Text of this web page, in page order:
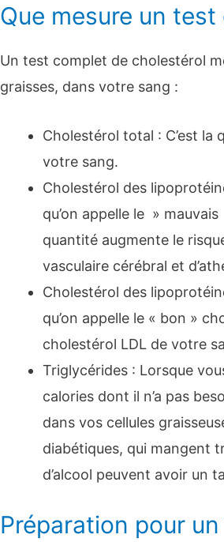
Que mesure un
Un test complet de cholestérol
graisses, dans votre sang :
Cholestérol total : C’est
votre sang.
Cholestérol des
qu’on appelle le »
quantité augmente le
vasculaire cérébral et
Cholestérol des
qu’on appelle le « bon »
cholestérol LDL de votre
Triglycérides : Lorsque
calories dont il n’a pas
dans vos cellules
diabétiques, qui mangent
d’alcool peuvent avoir un
Préparation pour